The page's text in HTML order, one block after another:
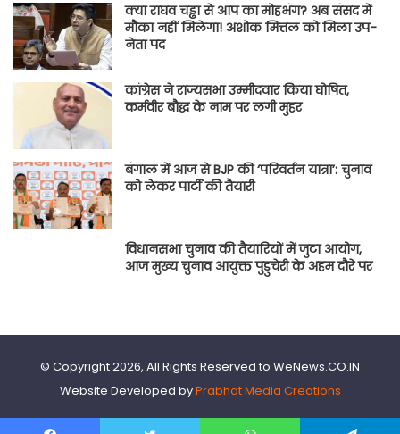
क्या राघव चड्ढा से आप का मोहभंग? अब संसद में
मौका नहीं मिलेगा! अशोक मित्तल को मिला उप-
नेता पद
कांग्रेस ने राज्यसभा उम्मीदवार किया घोषित,
कर्मवीर बौद्ध के नाम पर लगी मुहर
बंगाल में आज से BJP की ‘परिवर्तन यात्रा’: चुनाव
को लेकर पार्टी की तैयारी
विधानसभा चुनाव की तैयारियों में जुटा आयोग,
आज मुख्य चुनाव आयुक्त पुडुचेरी के अहम दौरे पर
© Copyright 2026, All Rights Reserved to WeNews.CO.IN
Website Developed byPrabhat Media Creations